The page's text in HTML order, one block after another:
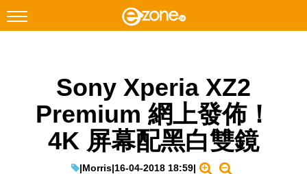
Facebook Instagram
科技焦點
網絡生活
Sony Xperia XZ2
Premium 網上發佈！
4K 屏幕配黑白雙鏡
|Morris|16-04-2018 18:59|